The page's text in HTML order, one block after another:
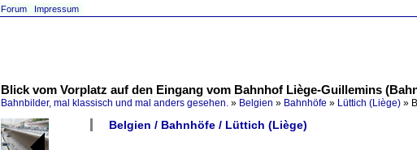
Forum Impressum
Blick vom Vorplatz auf den Eingang vom Bahnhof Liège-Guillemins
Bahnbilder, mal klassisch und mal anders gesehen. » Belgien » Bahnhöfe » Lüttich (Liège) »
Belgien / Bahnhöfe / Lüttich (Liège)